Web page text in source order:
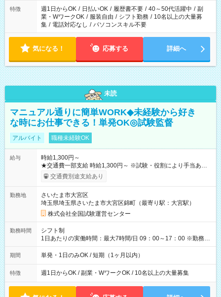
特徴 週1日からOK / 日払いOK / 履歴書不要 / 40～50代活躍中 / 副
業・WワークOK / 服装自由 / シフト勤務 / 10名以上の大量募
集 / 電話対応なし / パソコンスキル不要
気になる！ 応募する 詳細へ
未読
マニュアル通りに簡単WORK◆未経験から好き
な時にお仕事できる！単発OK◎試験監督
アルバイト 職種未経験OK
給与
時給1,300円～
★交通費一部支給 時給1,300円～ ※試験・役割により手当あり
※勤務回数により昇給あり 【即給（前払い）オプションあ
り！】 希望される場合、勤務から1週間ほどで給与の一部を受け
例】 ・河合塾模擬試験 8:30～17:30（休憩1時間） 時給1,300円
×8時間＝日収10,400円＋交通費 ※当日の役割により時給＋100
円の場合あり ・国家試験 7:00～13:30（休憩なし） 時給1,300
円（役割手当＋100円）×6時間＝日収8,400円＋交通費 【試用期
間】試用期間なし
交通費別途支給あり
勤務地
さいたま市大宮区
埼玉県埼玉県さいたま市大宮区錦町（最寄り駅：大宮駅）
株式会社全国試験運営センター
勤務時間
シフト制
1日あたりの実働時間：最大7時間/日 09：00～17：00 ※勤務時
間は 試験により異なります。
期間 単発・1日のみOK / 短期（1ヶ月以内）
特徴 週1日からOK / 副業・WワークOK / 10名以上の大量募集